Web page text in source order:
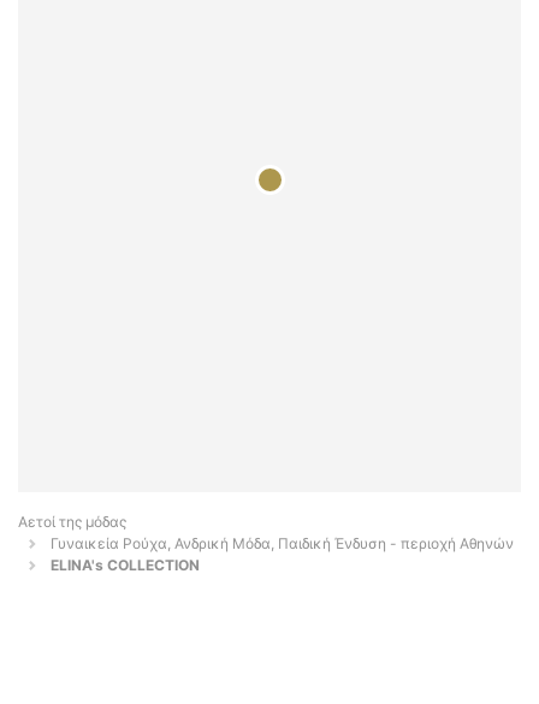
Αετοί της μόδας
Γυναικεία Ρούχα, Ανδρική Μόδα, Παιδική Ένδυση - περιοχή Αθηνών
ELINA's COLLECTION